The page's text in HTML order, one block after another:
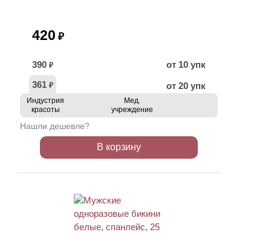
420 ₽
390 ₽
от 10 упк
361 ₽ от 20 упк
Индустрия
красоты
Мед.
учреждение
Нашли дешевле?
В корзину